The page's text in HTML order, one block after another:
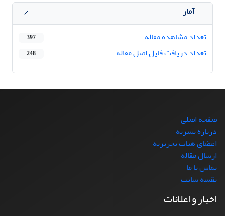
آمار
تعداد مشاهده مقاله
397
تعداد دریافت فایل اصل مقاله 248
صفحه اصلی
درباره نشریه
اعضای هیات تحریریه
ارسال مقاله
تماس با ما
نقشه سایت
اخبار و اعلانات